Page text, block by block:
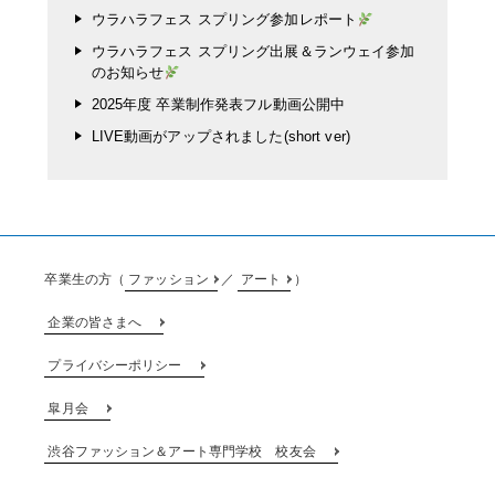
ウラハラフェス スプリング参加レポート
ウラハラフェス スプリング出展＆ランウェイ参加
のお知らせ
2025年度 卒業制作発表フル動画公開中
LIVE動画がアップされました(short ver)
卒業生の方（ ファッション ／ アート ）
企業の皆さまへ
プライバシーポリシー
皐月会
渋谷ファッション＆アート専門学校 校友会